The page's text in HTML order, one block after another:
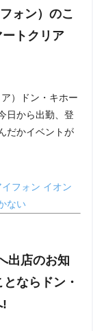
ォン）のこ
トクリア
）ドン・キホー
日から出勤、登
だかイベントが
イフォン イオン
ない
出店のお知
ならドン・
!